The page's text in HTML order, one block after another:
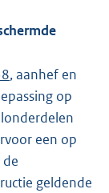
, aanhef en
op
een op
geldende